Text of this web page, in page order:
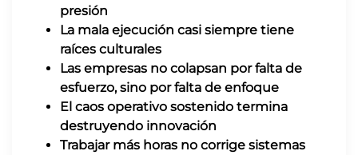
presión
La mala ejecución casi siempre tiene
raíces culturales
Las empresas no colapsan por falta de
esfuerzo, sino por falta de enfoque
El caos operativo sostenido termina
destruyendo innovación
Trabajar más horas no corrige sistemas